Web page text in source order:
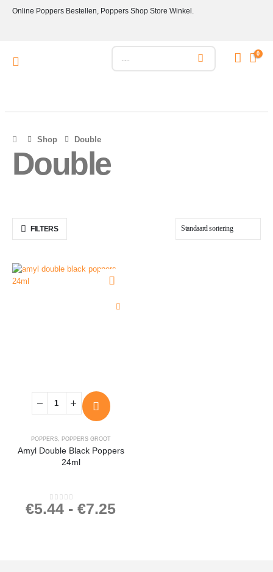
Online Poppers Bestellen, Poppers Shop Store Winkel.
0
Shop Double
Double
FILTERS
POPPERS, POPPERS GROOT
Amyl Double Black Poppers
24ml
0 out of 5
€5.44 - €7.25